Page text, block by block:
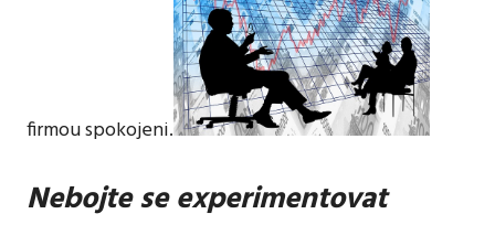
firmou spokojeni.
Nebojte se experimentovat